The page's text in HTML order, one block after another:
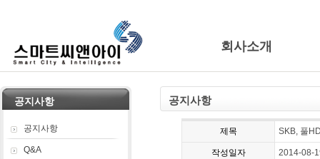
회사소개
공지사항
공지사항
Q&A
공지사항
제목 SKB, 풀
작성일자 2014-08-